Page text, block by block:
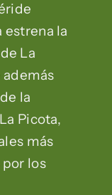
la
La
además
la
Picota,
más
los